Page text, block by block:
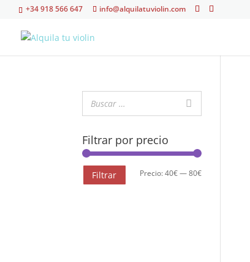
+34 918 566 647 info@alquilatuviolin.com
Filtrar por precio
Precio
Precio
Filtrar Precio:40€—80€